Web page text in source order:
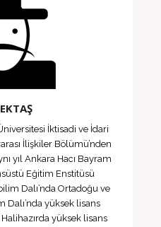
İktisadi ve İdari
İlişkiler Bölümü’nden
yıl Ankara Hacı Bayram
Eğitim Enstitüsü
Dalı’nda Ortadoğu ve
Dalı’nda yüksek lisans
yüksek lisans